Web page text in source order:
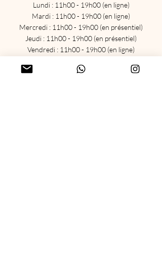
Lundi : 11h00 - 19h00 (en ligne)
Mardi : 11h00 - 19h00 (en ligne)
Mercredi : 11h00 - 19h00 (en présentiel)
Jeudi : 11h00 - 19h00 (en présentiel)
Vendredi : 11h00 - 19h00 (en ligne)
Dim : Fermé